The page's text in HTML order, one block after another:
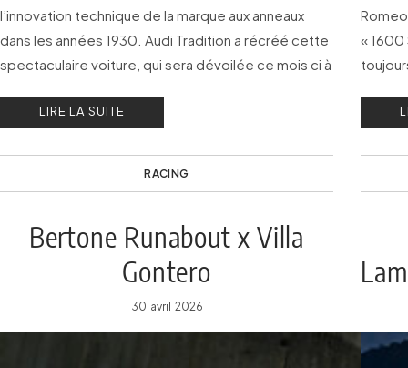
l’innovation technique de la marque aux anneaux
dans les années 1930. Audi Tradition a récréé cette
spectaculaire voiture, qui sera dévoilée ce mois ci à
légendaires Flèches d’Argent dans la collection des
LIRE LA SUITE
RACING
« 1600
28
Bertone Runabout x Villa
Gontero
30 avril 2026